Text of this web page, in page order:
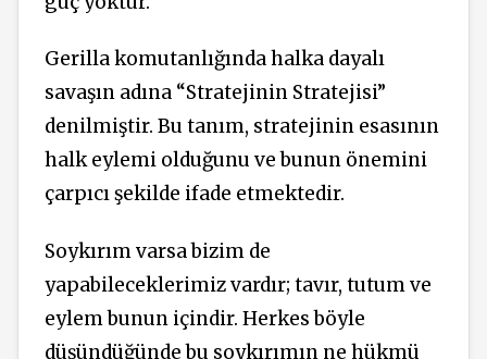
Gerilla komutanlığında halka dayalı
savaşın adına “Stratejinin Stratejisi”
denilmiştir. Bu tanım, stratejinin esasının
halk eylemi olduğunu ve bunun önemini
çarpıcı şekilde ifade etmektedir.
Soykırım varsa bizim de
yapabileceklerimiz vardır; tavır, tutum ve
eylem bunun içindir. Herkes böyle
düşündüğünde bu soykırımın ne hükmü